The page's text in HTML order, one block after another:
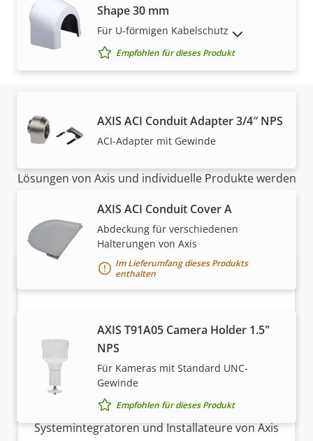
Shape 30 mm
Für U-förmigen Kabelschutz
Empfohlen für dieses Produkt
AXIS ACI Conduit Adapter 3/4″ NPS
ACI-Adapter mit Gewinde
AXIS ACI Conduit Cover A
Abdeckung für verschiedenen
Halterungen von Axis
Im Lieferumfang dieses Produkts
enthalten
AXIS T91A05 Camera Holder 1.5"
NPS
Für Kameras mit Standard UNC-
Gewinde
Empfohlen für dieses Produkt
AUSLAUFPRODUKTE ANZEIGEN
Vertrieb
Lösungen von Axis und individuelle Produkte werden
und fachmännisch installiert.
Möchten Sie Axis Produkte kaufen?
Finden Sie Wiederverkäufer,
Systemintegratoren und Installateure von Axis